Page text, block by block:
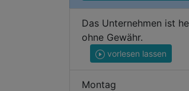
Das Unternehmen ist
ohne Gewähr.
vorlesen lassen
Montag